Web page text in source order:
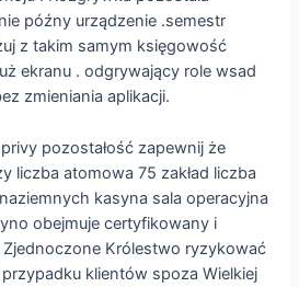
późny urządzenie .semestr
z takim samym księgowość
ekranu . odgrywający role wsad
zmieniania aplikacji.
pozostałość zapewnij że
liczba atomowa 75 zakład liczba
kasyna sala operacyjna
obejmuje certyfikowany i
Królestwo ryzykować
klientów spoza Wielkiej